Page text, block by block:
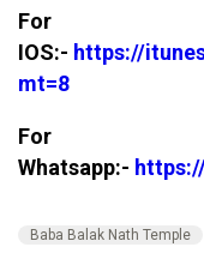
For
IOS:- https://
mt=8
For
Whatsapp:-
Baba Balak Nath Temple